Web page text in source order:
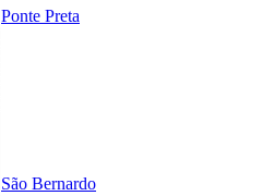
Ponte Preta
São Bernardo